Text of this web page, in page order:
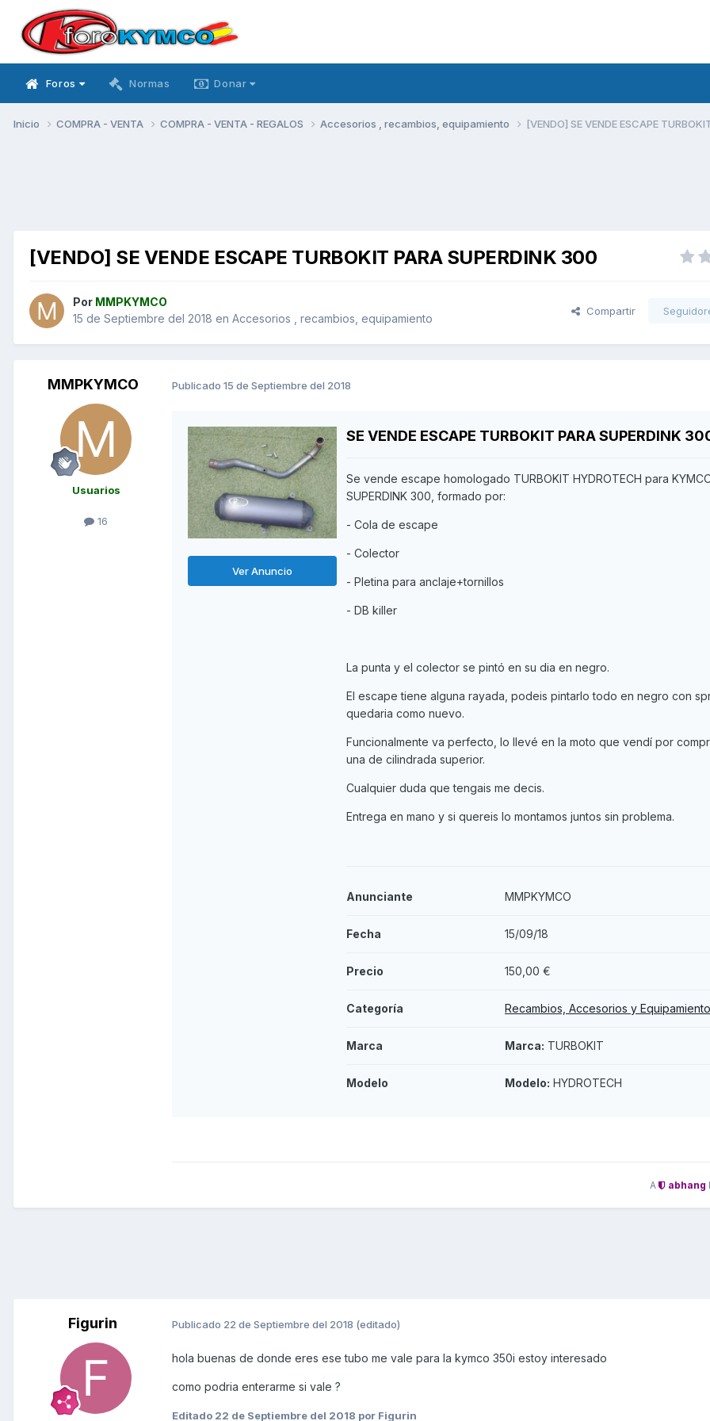
Foros Normas Donar
Inicio COMPRA - VENTA COMPRA - VENTA - REGALOS Accesorios , recambios, equipamiento [VENDO] SE VENDE ESCAPE
[VENDO] SE VENDE ESCAPE TURBOKIT PARA SUPERDINK 300
Por MMPKYMCO
15 de Septiembre del 2018 en Accesorios , recambios, equipamiento
Compartir
MMPKYMCO
Usuarios
16
Publicado 15 de Septiembre del 2018
Ver Anuncio
SE VENDE ESCAPE TURBOKIT PARA SUPERDINK
Se vende escape homologado TURBOKIT HYDROTECH para
SUPERDINK 300, formado por:
- Cola de escape
- Colector
- Pletina para anclaje+tornillos
- DB killer
La punta y el colector se pintó en su dia en negro.
El escape tiene alguna rayada, podeis pintarlo todo en negro con
quedaria como nuevo.
Funcionalmente va perfecto, lo llevé en la moto que vendí por
una de cilindrada superior.
Cualquier duda que tengais me decis.
Entrega en mano y si quereis lo montamos juntos sin problema.
Anunciante MMPKYMCO
Fecha 15/09/18
Precio 150,00 €
Categoría Recambios, Accesorios y Equipamiento
Marca Marca: TURBOKIT
Modelo Modelo: HYDROTECH
A abhang
Figurin Publicado 22 de Septiembre del 2018 (editado)
hola buenas de donde eres ese tubo me vale para la kymco 350i estoy interesado
como podria enterarme si vale ?
Editado 22 de Septiembre del 2018 por Figurin